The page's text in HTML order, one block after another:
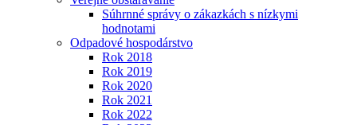
Súhrnné správy o zákazkách s nízkymi
hodnotami
Odpadové hospodárstvo
Rok 2018
Rok 2019
Rok 2020
Rok 2021
Rok 2022